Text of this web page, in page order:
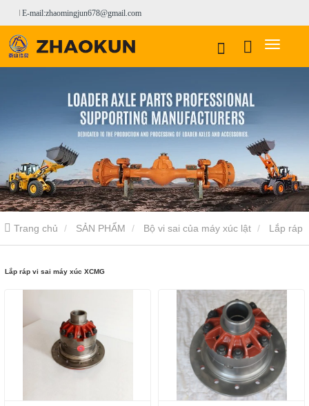
E-mail:zhaomingjun678@gmail.com
Trang chủ SẢN PHẨM Bộ vi sai của máy xúc lật
Lắp ráp vi sai máy xúc XCMG